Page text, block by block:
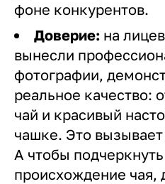
фоне конкурентов.
Доверие: на
вынесли
фотографии,
реальное качество:
чай и красивый
чашке. Это
А чтобы
происхождение чая,